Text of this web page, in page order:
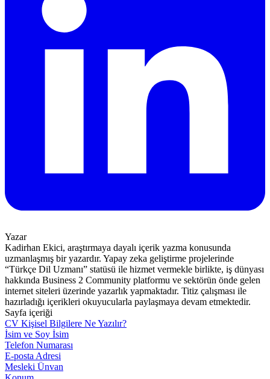
Yazar
Kadirhan Ekici, araştırmaya dayalı içerik yazma konusunda
uzmanlaşmış bir yazardır. Yapay zeka geliştirme projelerinde
“Türkçe Dil Uzmanı” statüsü ile hizmet vermekle birlikte, iş dünyası
hakkında Business 2 Community platformu ve sektörün önde gelen
internet siteleri üzerinde yazarlık yapmaktadır. Titiz çalışması ile
hazırladığı içerikleri okuyucularla paylaşmaya devam etmektedir.
Sayfa içeriği
CV Kişisel Bilgilere Ne Yazılır?
İsim ve Soy İsim
Telefon Numarası
E-posta Adresi
Mesleki Ünvan